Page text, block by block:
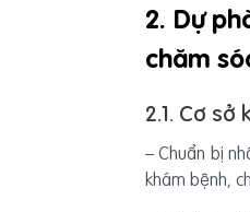
2. Dự
chăm
2.1. Cơ
– Chuẩn bị
khám bệnh,